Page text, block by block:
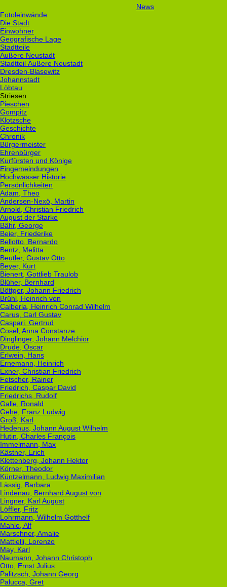
News
Fotoleinwände
Die Stadt
Einwohner
Geografische Lage
Stadtteile
Äußere Neustadt
Stadtteil Äußere Neustadt
Dresden-Blasewitz
Johannstadt
Löbtau
Striesen
Pieschen
Gompitz
Klotzsche
Geschichte
Chronik
Bürgermeister
Ehrenbürger
Kurfürsten und Könige
Eingemeindungen
Hochwasser Historie
Persönlichkeiten
Adam, Theo
Andersen-Nexö, Martin
Arnold, Christian Friedrich
August der Starke
Bähr, George
Beier, Friederike
Bellotto, Bernardo
Bentz, Melitta
Beutler, Gustav Otto
Beyer, Kurt
Bienert, Gottlieb Traulob
Blüher, Bernhard
Böttger, Johann Friedrich
Brühl, Heinrich von
Calberla, Heinrich Conrad Wilhelm
Carus, Carl Gustav
Caspari, Gertrud
Cosel, Anna Constanze
Dinglinger, Johann Melchior
Drude, Oscar
Erlwein, Hans
Ernemann, Heinrich
Exner, Christian Friedrich
Fetscher, Rainer
Friedrich, Caspar David
Friedrichs, Rudolf
Galle, Ronald
Gehe, Franz Ludwig
Groß, Karl
Hedenus, Johann August Wilhelm
Hutin, Charles François
Immelmann, Max
Kästner, Erich
Klettenberg, Johann Hektor
Körner, Theodor
Küntzelmann, Ludwig Maximilian
Lässig, Barbara
Lindenau, Bernhard August von
Lingner, Karl August
Löffler, Fritz
Lohrmann, Wilhelm Gotthelf
Mahlo, Alf
Marschner, Amalie
Mattielli, Lorenzo
May, Karl
Naumann, Johann Christoph
Otto, Ernst Julius
Palitzsch, Johann Georg
Palucca, Gret